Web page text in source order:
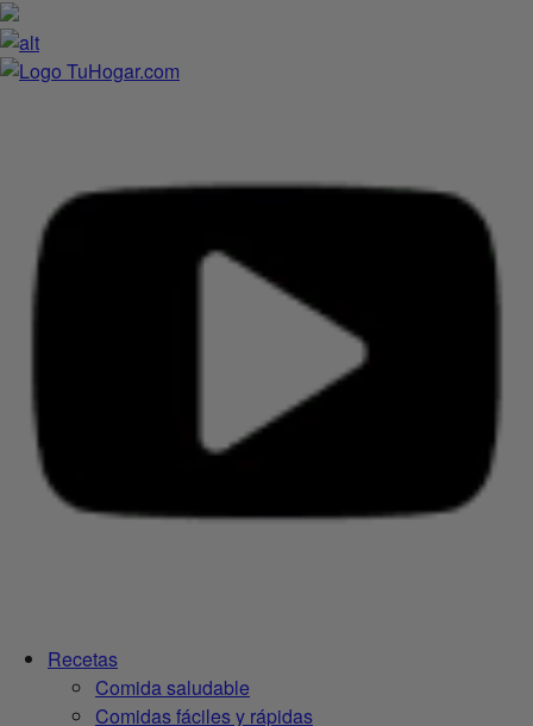
Recetas
Comida saludable
Comidas fáciles y rápidas